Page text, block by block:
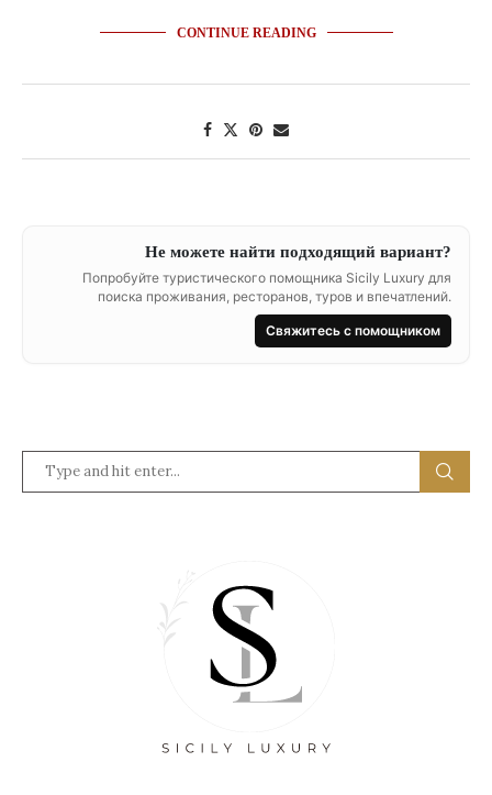
CONTINUE READING
Не можете найти подходящий вариант?
Попробуйте туристического помощника Sicily Luxury для
поиска проживания, ресторанов, туров и впечатлений.
Свяжитесь с помощником